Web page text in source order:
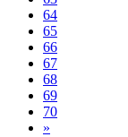
64
65
66
67
68
69
70
»